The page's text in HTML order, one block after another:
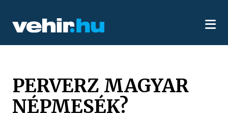
PERVERZ MAGYAR
NÉPMESÉK?